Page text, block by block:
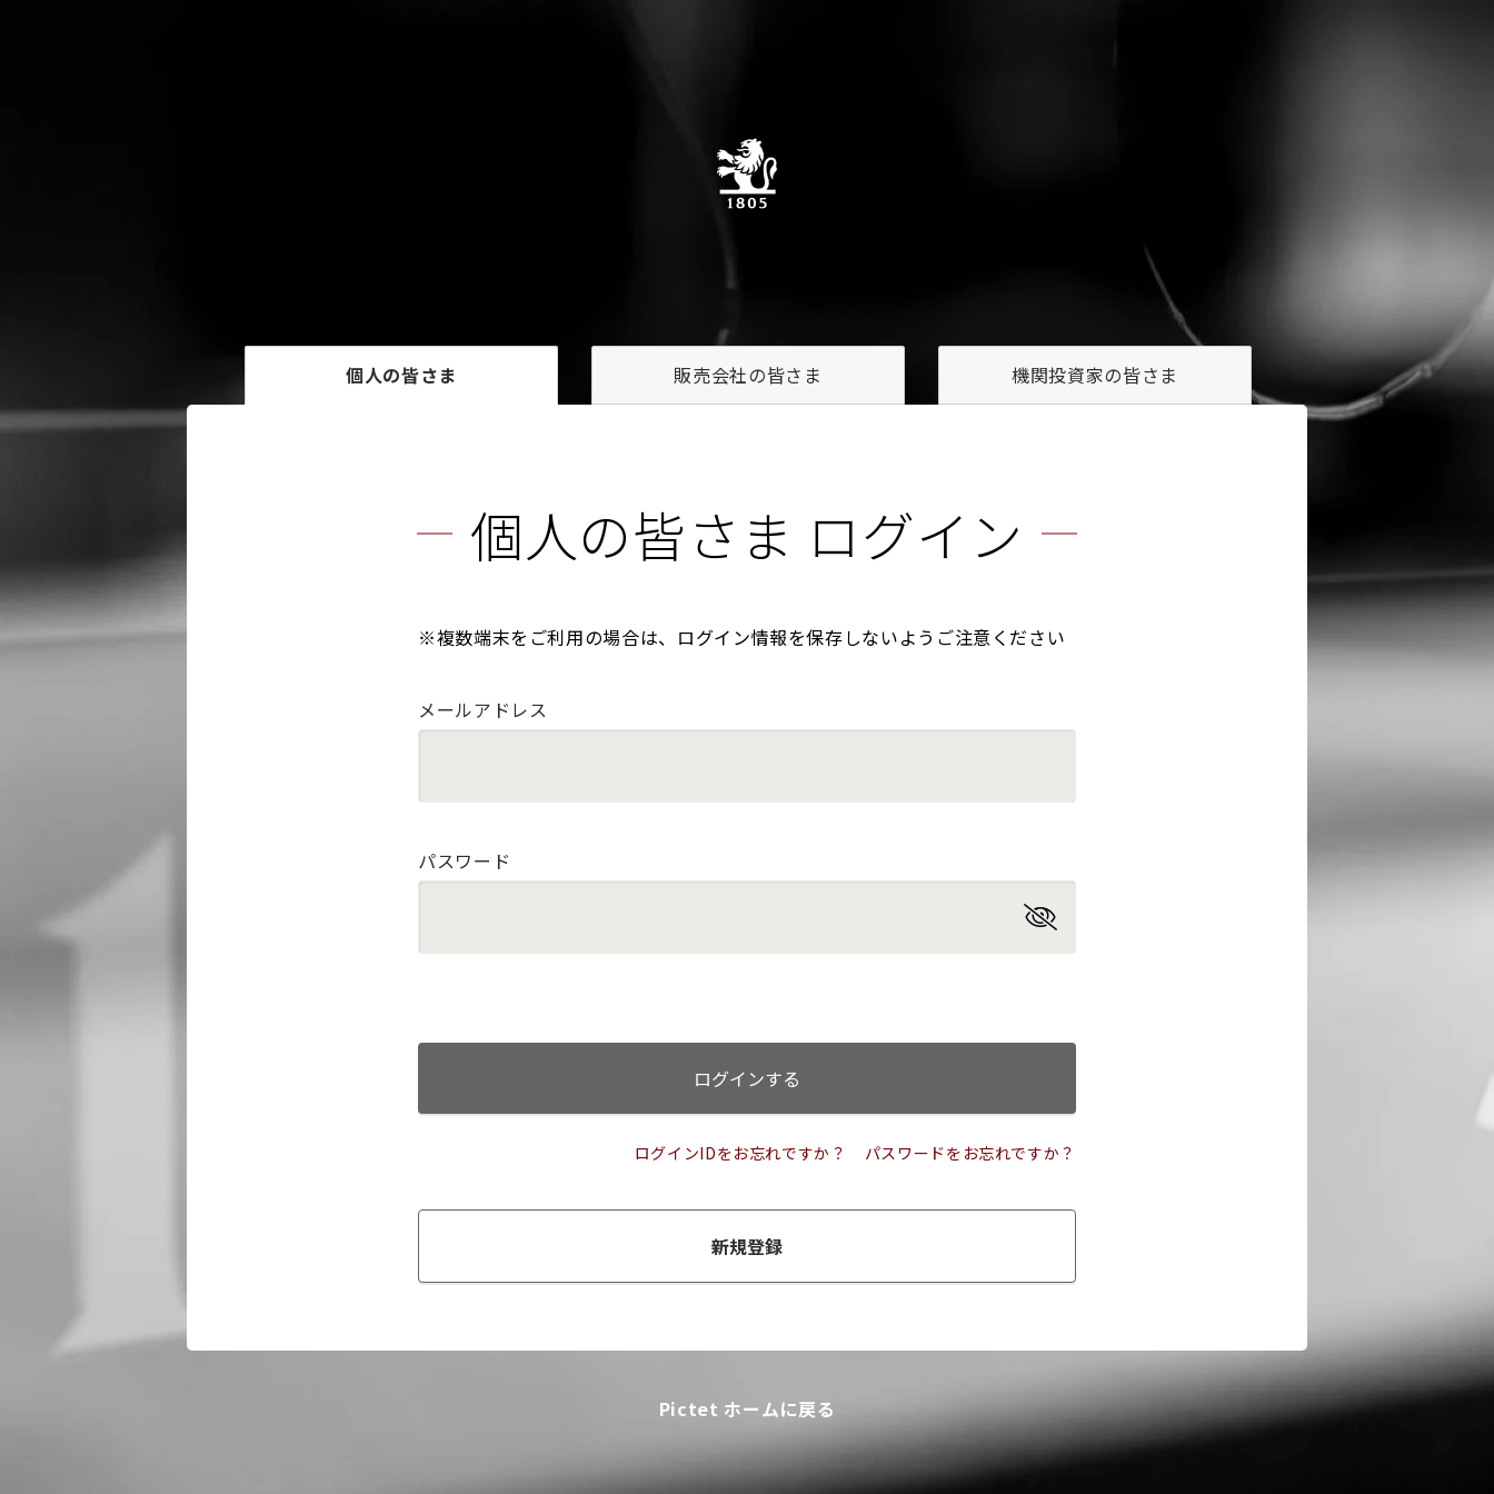
個人の皆さま 販売会社の皆さま 機関投資家の皆さま
個人の皆さま ログイン
※複数端末をご利用の場合は、ログイン情報を保存しないようご注意ください
メールアドレス
パスワード
ログインする
ログインIDをお忘れですか？ パスワードをお忘れですか？
新規登録
Pictet ホームに戻る